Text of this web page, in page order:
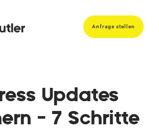
Anfrage stellen
Updates
– 7 Schritte